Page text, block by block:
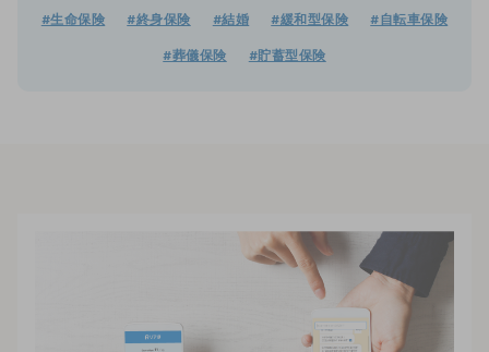
#生命保険 #終身保険 #結婚 #緩和型保険 #自転車保険
#葬儀保険 #貯蓄型保険